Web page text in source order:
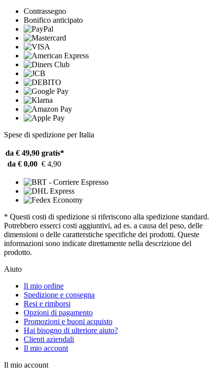
Contrassegno
Bonifico anticipato
Spese di spedizione per Italia
da € 49,90 gratis*
da € 0,00 € 4,90
* Questi costi di spedizione si riferiscono alla spedizione standard.
Potrebbero esserci costi aggiuntivi, ad es. a causa del peso, delle
dimensioni o delle caratterstiche specifiche dei prodotti. Queste
informazioni sono indicate direttamente nella descrizione del
prodotto.
Aiuto
Il mio ordine
Spedizione e consegna
Resi e rimborsi
Opzioni di pagamento
Promozioni e buoni acquisto
Hai bisogno di ulteriore aiuto?
Clienti aziendali
Il mio account
Il mio account